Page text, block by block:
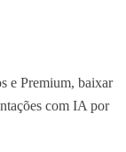
e Premium, baixar
com IA por